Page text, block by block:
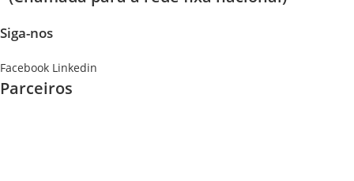
Siga-nos
Facebook Linkedin
Parceiros